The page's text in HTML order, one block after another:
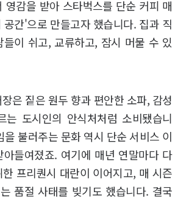
영감을 받아 스타벅스를 단순 커피 매
간'으로 만들고자 했습니다. 집과 직
이 쉬고, 교류하고, 잠시 머물 수 있
은 짙은 원두 향과 편안한 소파, 감성
는 도시인의 안식처처럼 소비됐습니
을 불러주는 문화 역시 단순 서비스 이
들여졌죠. 여기에 매년 연말마다 다
프리퀀시 대란이 이어지고, 매 시즌
품절 사태를 빚기도 했습니다. 결국